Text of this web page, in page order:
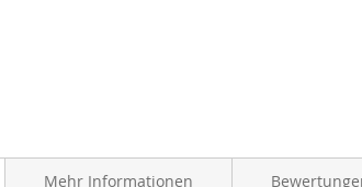
Mehr Informationen